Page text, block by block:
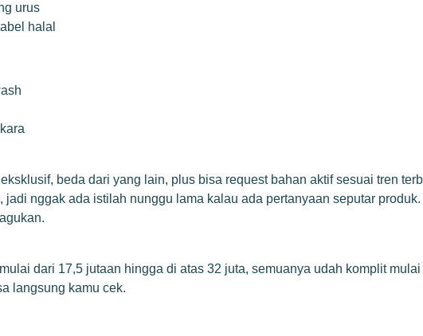
urus
halal
beda dari yang lain, plus bisa request bahan aktif sesuai tren
nggak ada istilah nunggu lama kalau ada pertanyaan seputar
dari 17,5 jutaan hingga di atas 32 juta, semuanya udah komplit
langsung kamu cek.